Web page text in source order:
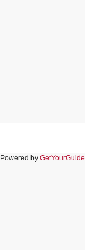
Powered by GetYourGuide